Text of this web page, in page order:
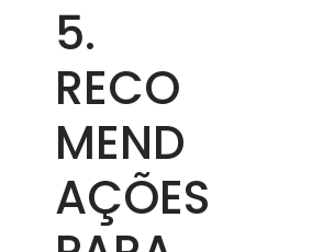
5.
RECO
MEND
AÇÕES